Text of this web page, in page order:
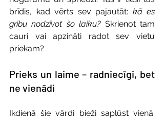
brīdis, kad vērts sev pajautāt: kā es
gribu nodzīvot šo laiku? Skrienot tam
cauri vai apzināti radot sev vietu
priekam?
Prieks un laime – radniecīgi, bet
ne vienādi
Ikdienā šie vārdi bieži saplūst vienā.